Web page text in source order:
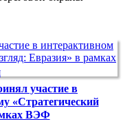
участие в
«Стратегический
ВЭФ